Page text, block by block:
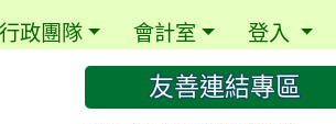
政團隊 會計室 登入
友善連結專區